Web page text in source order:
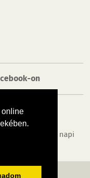
online
on
képek, napi
RÓLUNK